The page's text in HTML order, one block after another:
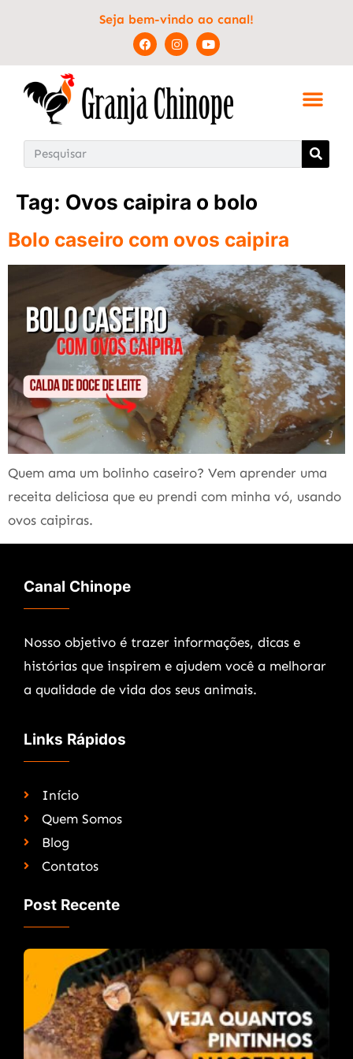
Seja bem-vindo ao canal!
Tag: Ovos caipira o bolo
Bolo caseiro com ovos caipira
Quem ama um bolinho caseiro? Vem aprender uma
receita deliciosa que eu prendi com minha vó, usando
ovos caipiras.
Canal Chinope
Nosso objetivo é trazer informações, dicas e
histórias que inspirem e ajudem você a melhorar
a qualidade de vida dos seus animais.
Links Rápidos
Início
Quem Somos
Blog
Contatos
Post Recente